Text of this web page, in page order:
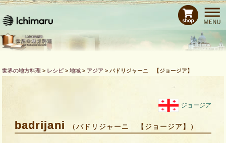
ホーム レシピ
商品紹介 Bras de CHEFとは
世界の地方料理 > レシピ >地域 > アジア >バドリジャーニ 【ジョージア】
ジョージア
badrijani （バドリジャーニ 【ジョージア】）